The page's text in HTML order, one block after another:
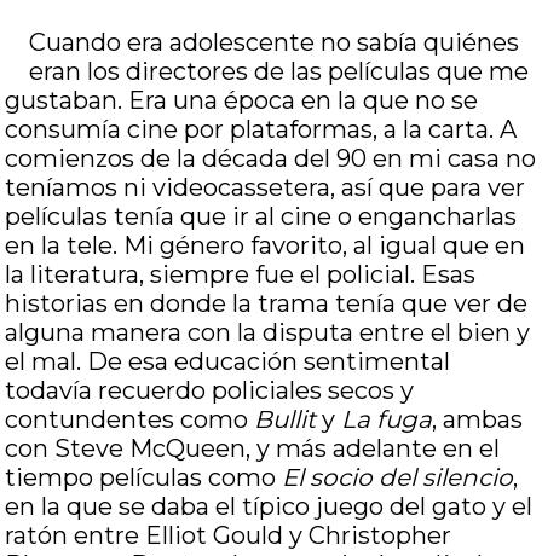
Cuando era adolescente no sabía quiénes
eran los directores de las películas que me
gustaban. Era una época en la que no se
consumía cine por plataformas, a la carta. A
comienzos de la década del 90 en mi casa no
teníamos ni videocassetera, así que para ver
películas tenía que ir al cine o engancharlas
en la tele. Mi género favorito, al igual que en
la literatura, siempre fue el policial. Esas
historias en donde la trama tenía que ver de
alguna manera con la disputa entre el bien y
el mal. De esa educación sentimental
todavía recuerdo policiales secos y
contundentes como Bullity La fuga, ambas
con Steve McQueen, y más adelante en el
tiempo películas como El socio del silencio,
en la que se daba el típico juego del gato y el
ratón entre Elliot Gould y Christopher